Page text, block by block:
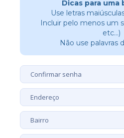
Dicas para uma
Use letras
Incluir pelo menos um
etc...)
Não use palavras